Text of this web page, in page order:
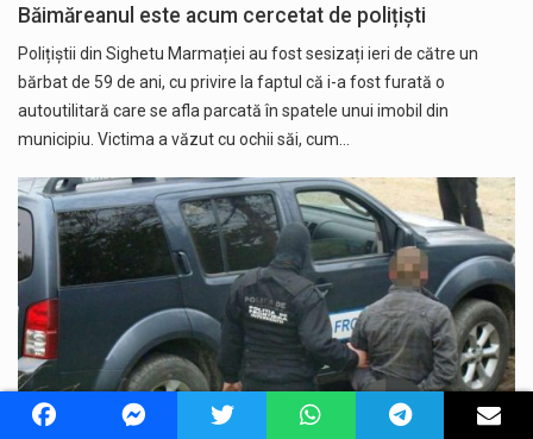
Băimăreanul este acum cercetat de polițiști
Polițiștii din Sighetu Marmației au fost sesizați ieri de către un
bărbat de 59 de ani, cu privire la faptul că i-a fost furată o
autoutilitară care se afla parcată în spatele unui imobil din
municipiu. Victima a văzut cu ochii săi, cum…